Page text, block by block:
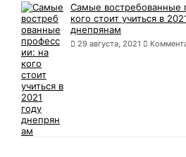
Самые востребованные
кого стоит учиться в
днепрянам
29 августа, 2021